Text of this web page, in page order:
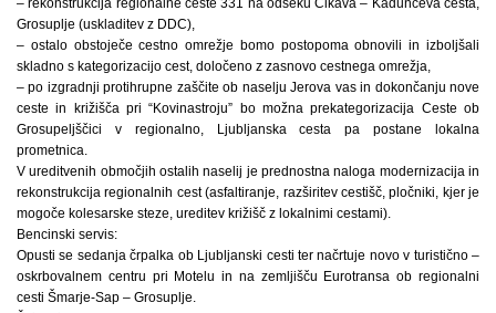
Grosuplje (uskladitev z DDC),
– ostalo obstoječe cestno omrežje bomo postopoma obnovili in izboljšali
skladno s kategorizacijo cest, določeno z zasnovo cestnega omrežja,
– po izgradnji protihrupne zaščite ob naselju Jerova vas in dokončanju nove
ceste in križišča pri “Kovinastroju” bo možna prekategorizacija Ceste ob
Grosupeljščici v regionalno, Ljubljanska cesta pa postane lokalna
prometnica.
V ureditvenih območjih ostalih naselij je prednostna naloga modernizacija in
rekonstrukcija regionalnih cest (asfaltiranje, razširitev cestišč, pločniki, kjer je
mogoče kolesarske steze, ureditev križišč z lokalnimi cestami).
Bencinski servis:
Opusti se sedanja črpalka ob Ljubljanski cesti ter načrtuje novo v turistično –
oskrbovalnem centru pri Motelu in na zemljišču Eurotransa ob regionalni
cesti Šmarje-Sap – Grosuplje.